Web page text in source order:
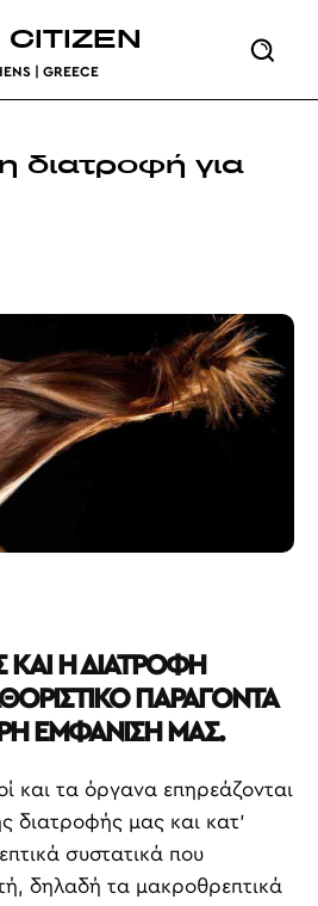
CITIZEN
| GREECE
διατροφή για
Η ΔΙΑΤΡΟΦΗ
ΠΑΡΑΓΟΝΤΑ
ΕΜΦΑΝΙΣΗ ΜΑΣ.
και τα όργανα επηρεάζονται
διατροφής μας και κατ’
συστατικά που
δηλαδή τα μακροθρεπτικά